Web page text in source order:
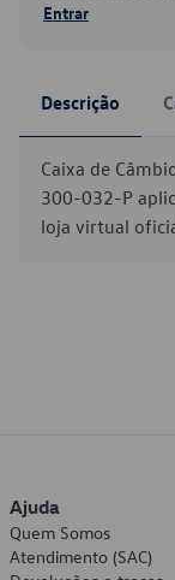
Entrar
Descrição
Caixa de
300-032-P
loja virtual
Ajuda
Quem Somos
Atendimento (SAC)